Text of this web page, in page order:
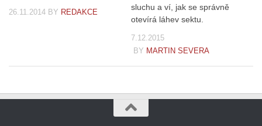
26.11.2014 BY REDAKCE
sluchu a ví, jak se správně
otevírá láhev sektu.
7.12.2015
BY MARTIN SEVERA